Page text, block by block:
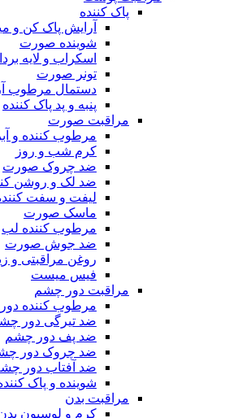
پاک کننده
آرایش پاک کن و
شوینده صورت
اسکراب و لایه
تونر صورت
دستمال مرطوب
پنبه و پد پاک کننده
مراقبت صورت
مرطوب کننده و
کرم شب و روز
ضد چروک صورت
ضد لک و روشن
لیفت و سفت
ماسک صورت
مرطوب کننده لب
ضد جوش صورت
روغن مراقبتی و
فیس میست
مراقبت دور چشم
مرطوب کننده
ضد تیرگی دور
ضد پف دور چشم
ضد چروک دور
ضد آفتاب دور
شوینده و پاک
مراقبت بدن
کرم و لوسیون